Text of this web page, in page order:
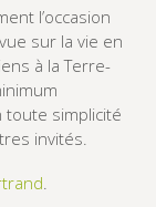
l’occasion
sur la vie en
à la Terre-
toute simplicité
invités.